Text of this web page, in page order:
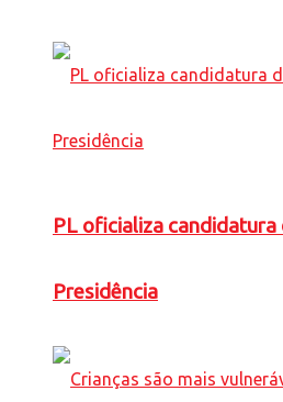
PL oficializa
Presidência